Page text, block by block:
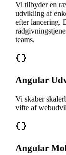
Vi tilbyder en
udvikling af
efter lancering.
teams.
Angular
Vi skaber
vifte af
Angular